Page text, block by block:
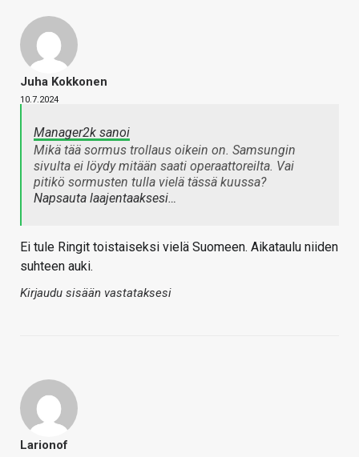
Juha Kokkonen
10.7.2024
Manager2k sanoi
Mikä tää sormus trollaus oikein on. Samsungin
sivulta ei löydy mitään saati operaattoreilta. Vai
pitikö sormusten tulla vielä tässä kuussa?
Napsauta laajentaaksesi…
Ei tule Ringit toistaiseksi vielä Suomeen. Aikataulu niiden
suhteen auki.
Kirjaudu sisään vastataksesi
Larionof